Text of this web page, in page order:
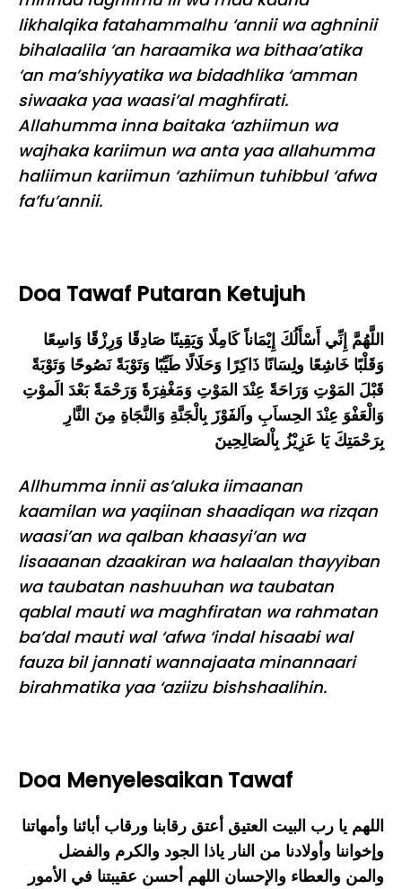
likhalqika fatahammalhu ‘annii wa aghninii
bihalaalila ‘an haraamika wa bithaa’atika
‘an ma’shiyyatika wa bidadhlika ‘amman
siwaaka yaa waasi’al maghfirati.
Allahumma inna baitaka ‘azhiimun wa
wajhaka kariimun wa anta yaa allahumma
haliimun kariimun ‘azhiimun tuhibbul ‘afwa
fa’fu’annii.
Doa Tawaf Putaran Ketujuh
اللَّهُمَّ إِنِّي أَسْأَلُكَ إِيْمَاناً كَامِلًا وَيَقِينًا صَادِقًا وَرِزْقًا وَاسِعًا
وَقَلْبًا خَاشِعًا ولِسَانًا ذَاكِرًا وَحَلَالًا طَيِّبًا وَتَوْبَةً نَصُوحًا وَتَوْبَةً
قَبْلَ المَوْتِ وَرَاحَةً عِنْدَ المَوْتِ وَمَغْفِرَةً وَرَحْمَةً بَعْدَ الَموْتِ
وَالْعَفْوَ عِنْدَ الحِساَبِ واَلفَوْزَ بِالْجَنَّةِ وَالنَّجَاةِ مِنَ النَّارِ
بِرَحْمَتِكَ يَا عَزِيْزُ بِاْلصَالِحِينَ
Allhumma innii as’aluka iimaanan
kaamilan wa yaqiinan shaadiqan wa rizqan
waasi’an wa qalban khaasyi’an wa
lisaaanan dzaakiran wa halaalan thayyiban
wa taubatan nashuuhan wa taubatan
qablal mauti wa maghfiratan wa rahmatan
ba’dal mauti wal ‘afwa ‘indal hisaabi wal
fauza bil jannati wannajaata minannaari
birahmatika yaa ‘aziizu bishshaalihin.
Doa Menyelesaikan Tawaf
اللهم يا رب البيت العتيق أعتق رقابنا ورقاب أبائنا وأمهاتنا
وإخواننا وأولادنا من النار ياذا الجود والكرم والفضل
والمن والعطاء والإحسان اللهم أحسن عقيبتنا في الأمور